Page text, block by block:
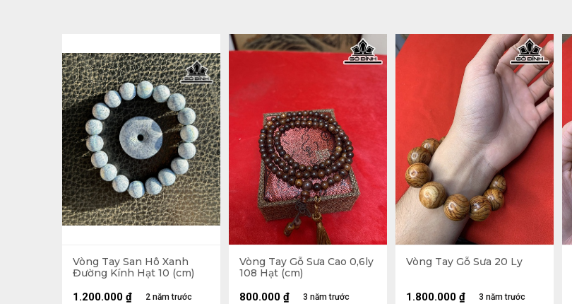
Vòng Tay San Hô Xanh
Đường Kính Hạt 10 (cm)
2 năm trước
1.200.000 ₫
Vòng Tay Gỗ Sưa Cao 0,6ly
108 Hạt (cm)
3 năm trước
800.000 ₫
Vòng Tay Gỗ Sưa 20 Ly
3 năm trước
1.800.000 ₫